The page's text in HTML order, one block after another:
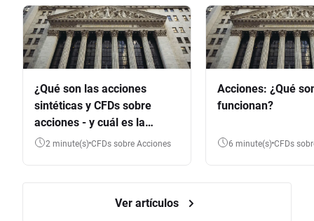
¿Qué son las acciones
sintéticas y CFDs sobre
acciones - y cuál es la
diferencia?
2 minute(s) CFDs sobre Acciones
Acciones: ¿Qué
funcionan?
6 minute(s) CFDs
Ver artículos